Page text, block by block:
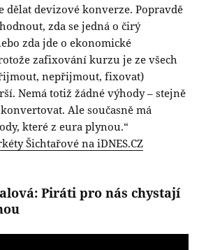
dělat devizové konverze. Popravdě
zda se jedná o čirý
zda jde o ekonomické
zafixování kurzu je ze všech
nepřijmout, fixovat)
Nemá totiž žádné výhody – stejně
Ale současně má
které z eura plynou.“
Šichtařové na iDNES.CZ
Piráti pro nás chystají